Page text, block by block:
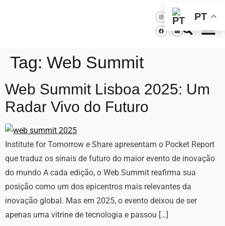
Tag: Web Summit
Web Summit Lisboa 2025: Um
Radar Vivo do Futuro
Institute for Tomorrow e Share apresentam o Pocket Report
que traduz os sinais de futuro do maior evento de inovação
do mundo A cada edição, o Web Summit reafirma sua
posição como um dos epicentros mais relevantes da
inovação global. Mas em 2025, o evento deixou de ser
apenas uma vitrine de tecnologia e passou […]
PT